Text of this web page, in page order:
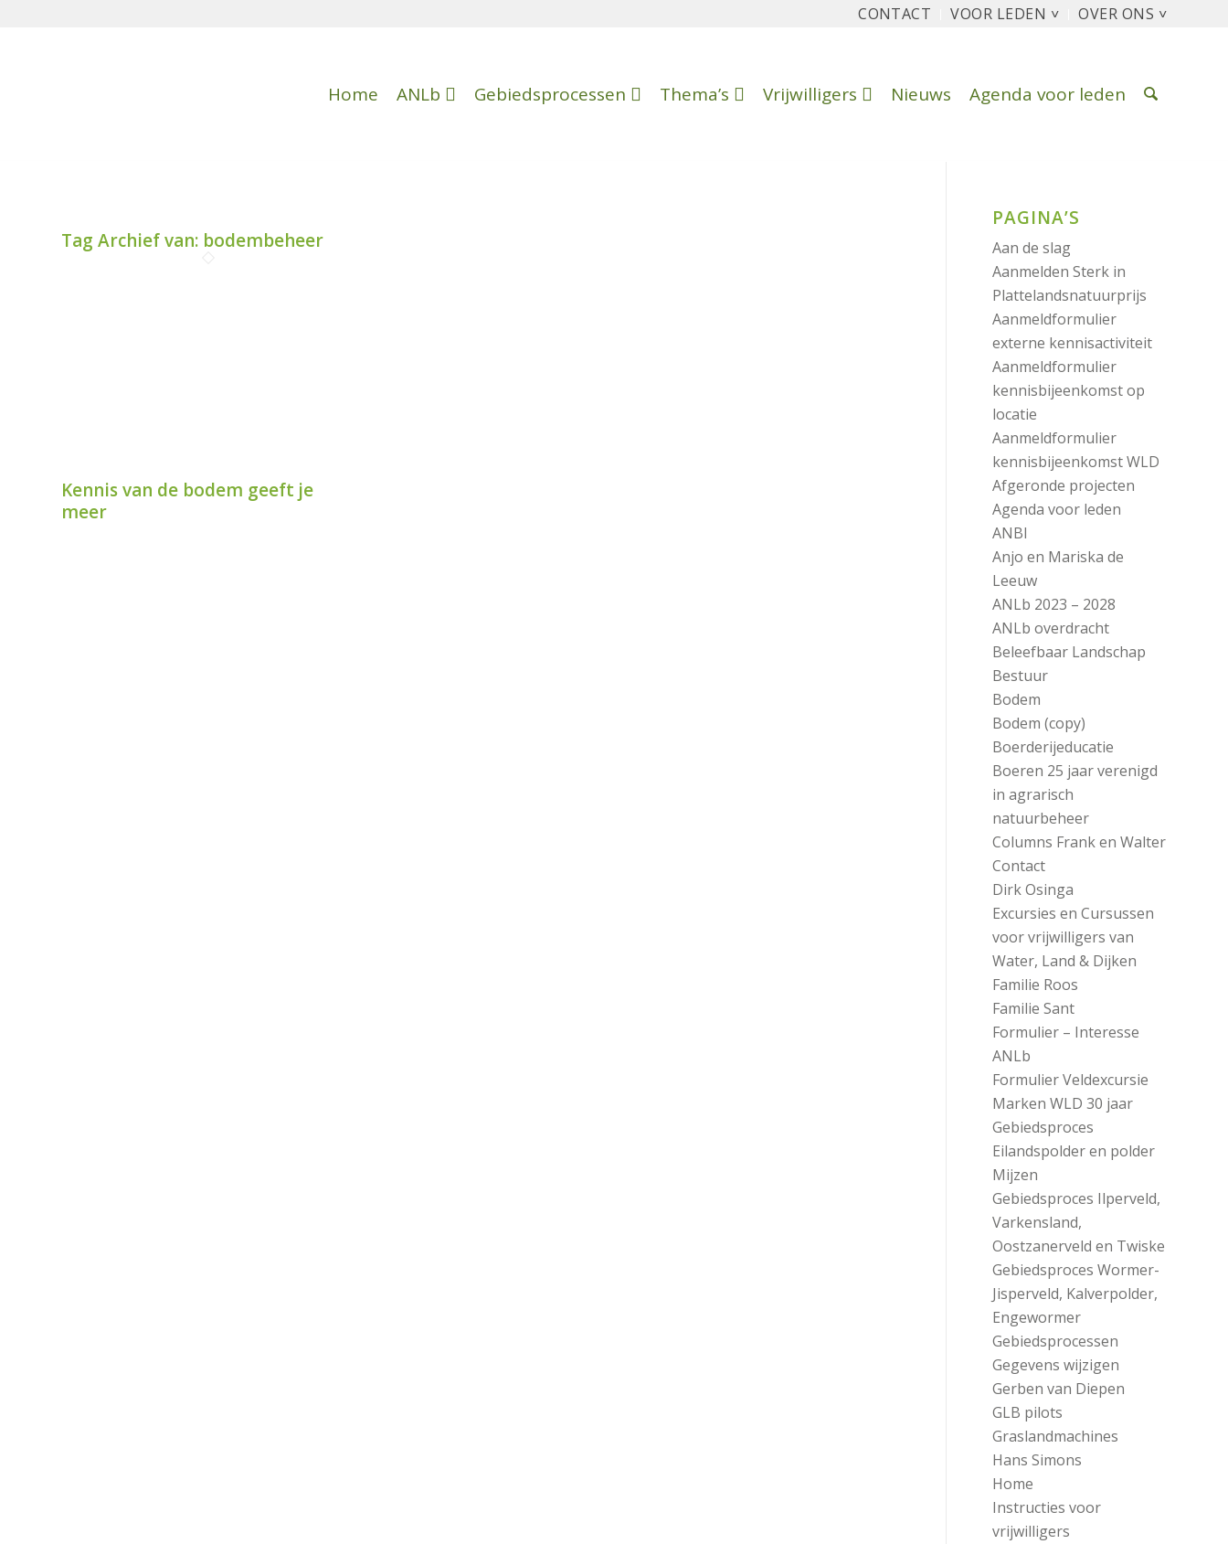
CONTACT VOOR LEDEN ˅ OVER ONS ˅
Home ANLb Gebiedsprocessen Thema’s Vrijwilligers Nieuws Agenda voor leden
Tag Archief van: bodembeheer
Kennis van de bodem geeft je
meer
PAGINA’S
Aan de slag
Aanmelden Sterk in
Plattelandsnatuurprijs
Aanmeldformulier
externe kennisactiviteit
Aanmeldformulier
kennisbijeenkomst op
locatie
Aanmeldformulier
kennisbijeenkomst WLD
Afgeronde projecten
Agenda voor leden
ANBI
Anjo en Mariska de
Leeuw
ANLb 2023 – 2028
ANLb overdracht
Beleefbaar Landschap
Bestuur
Bodem
Bodem (copy)
Boerderijeducatie
Boeren 25 jaar verenigd
in agrarisch
natuurbeheer
Columns Frank en Walter
Contact
Dirk Osinga
Excursies en Cursussen
voor vrijwilligers van
Water, Land & Dijken
Familie Roos
Familie Sant
Formulier – Interesse
ANLb
Formulier Veldexcursie
Marken WLD 30 jaar
Gebiedsproces
Eilandspolder en polder
Mijzen
Gebiedsproces Ilperveld,
Varkensland,
Oostzanerveld en Twiske
Gebiedsproces Wormer-
Jisperveld, Kalverpolder,
Engewormer
Gebiedsprocessen
Gegevens wijzigen
Gerben van Diepen
GLB pilots
Graslandmachines
Hans Simons
Home
Instructies voor
vrijwilligers